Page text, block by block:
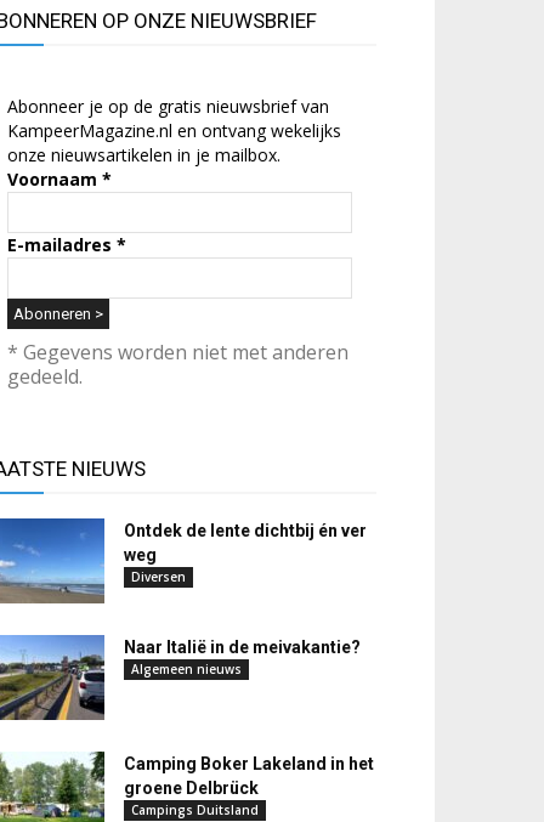
OP ONZE NIEUWSBRIEF
Abonneer je op de gratis nieuwsbrief van
KampeerMagazine.nl en ontvang wekelijks
onze nieuwsartikelen in je mailbox.
Voornaam *
E-mailadres *
* Gegevens worden niet met anderen
gedeeld.
NIEUWS
Ontdek de lente dichtbij én ver
weg
Diversen
Naar Italië in de meivakantie?
Algemeen nieuws
Camping Boker Lakeland in het
groene Delbrück
Campings Duitsland